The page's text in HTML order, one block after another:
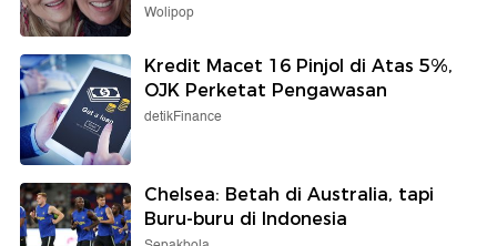
Wolipop
Kredit Macet 16 Pinjol di Atas 5%,
OJK Perketat Pengawasan
detikFinance
Chelsea: Betah di Australia, tapi
Buru-buru di Indonesia